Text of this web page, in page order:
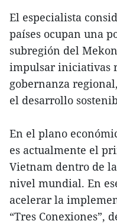
El especialista
países ocupan una
subregión del
impulsar iniciativas
gobernanza
el desarrollo
En el plano
es actualmente el
Vietnam dentro de
nivel mundial. En
acelerar la
“Tres Conexiones”,